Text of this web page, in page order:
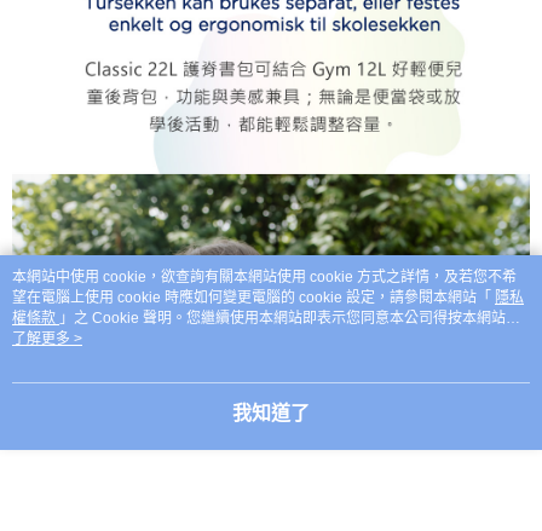
本網站中使用 cookie，欲查詢有關本網站使用 cookie 方式之詳情，及若您不希
望在電腦上使用 cookie 時應如何變更電腦的 cookie 設定，請參閱本網站「 隱私
權條款 」之 Cookie 聲明。您繼續使用本網站即表示您同意本公司得按本網站使
用條款之 Cookie 聲明使用 cookie。
了解更多 >
我知道了